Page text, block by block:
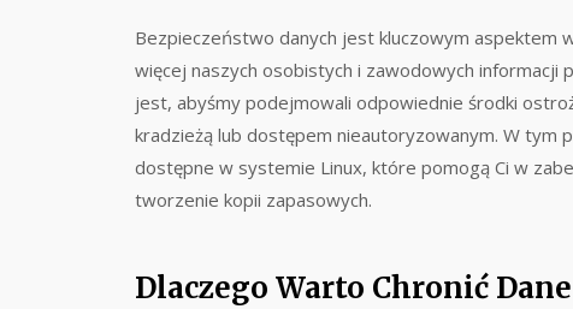
Bezpieczeństwo danych jest kluczowym aspektem
więcej naszych osobistych i zawodowych
jest, abyśmy podejmowali odpowiednie środki
kradzieżą lub dostępem nieautoryzowanym. W tym
dostępne w systemie Linux, które pomogą Ci w
tworzenie kopii zapasowych.
Dlaczego Warto Chronić